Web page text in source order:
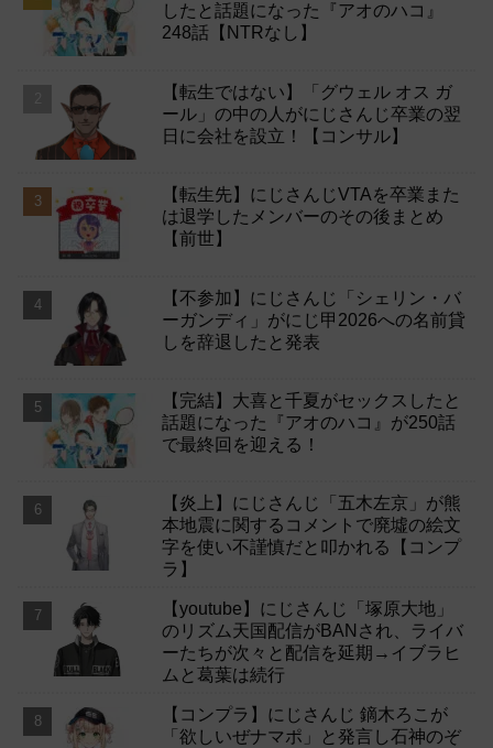
したと話題になった『アオのハコ』
248話【NTRなし】
【転生ではない】「グウェル オス ガ
ール」の中の人がにじさんじ卒業の翌
日に会社を設立！【コンサル】
【転生先】にじさんじVTAを卒業また
は退学したメンバーのその後まとめ
【前世】
【不参加】にじさんじ「シェリン・バ
ーガンディ」がにじ甲2026への名前貸
しを辞退したと発表
【完結】大喜と千夏がセックスしたと
話題になった『アオのハコ』が250話
で最終回を迎える！
【炎上】にじさんじ「五木左京」が熊
本地震に関するコメントで廃墟の絵文
字を使い不謹慎だと叩かれる【コンプ
ラ】
【youtube】にじさんじ「塚原大地」
のリズム天国配信がBANされ、ライバ
ーたちが次々と配信を延期→イブラヒ
ムと葛葉は続行
【コンプラ】にじさんじ 鏑木ろこが
「欲しいぜナマポ」と発言し石神のぞ